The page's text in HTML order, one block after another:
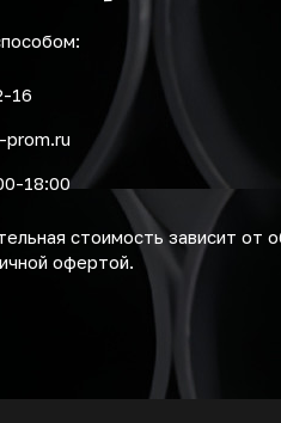
16
18:00
стоимость зависит от
офертой.